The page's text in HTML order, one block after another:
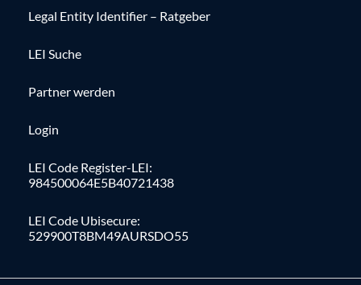
Legal Entity Identifier – Ratgeber
LEI Suche
Partner werden
Login
LEI Code Register-LEI:
984500064E5B40721438
LEI Code Ubisecure:
529900T8BM49AURSDO55